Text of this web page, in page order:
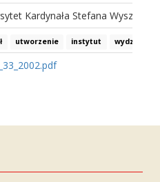
Kardynała Stefana
utworzenie instytut wydział